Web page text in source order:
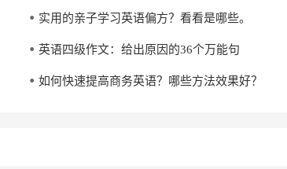
实用的亲子学习英语偏方？看看是哪些。
英语四级作文：给出原因的36个万能句
如何快速提高商务英语？哪些方法效果好？